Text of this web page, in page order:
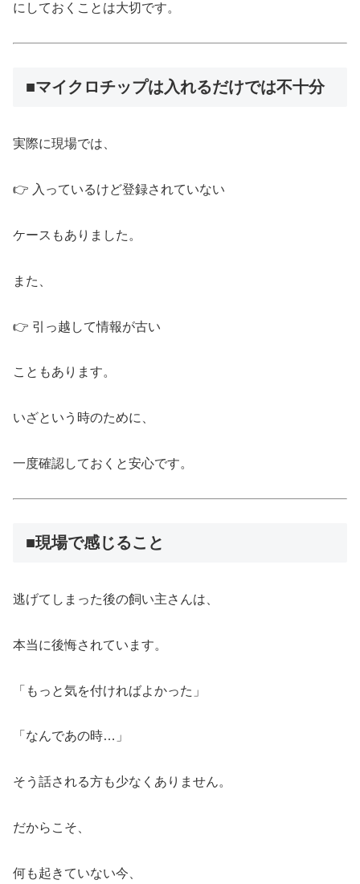
にしておくことは大切です。
■マイクロチップは入れるだけでは不十分
実際に現場では、
👉 入っているけど登録されていない
ケースもありました。
また、
👉 引っ越して情報が古い
こともあります。
いざという時のために、
一度確認しておくと安心です。
■現場で感じること
逃げてしまった後の飼い主さんは、
本当に後悔されています。
「もっと気を付ければよかった」
「なんであの時…」
そう話される方も少なくありません。
だからこそ、
何も起きていない今、